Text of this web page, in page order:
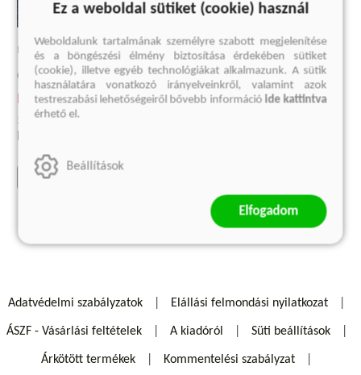
MIÉRT EMLÉKEZÜNK?
Charan Ranganath
Kötött ár:
5 849 Ft
kosárba
AZ ÖT DECEMBER
James Kestrel
3 749 Ft
kosárba
Adatvédelmi szabályzatok Elállási felmondási nyilatkozat
ÁSZF - Vásárlási feltételek A kiadóról Süti beállítások
Árkötött termékek Kommentelési szabályzat
Ez a weboldal sütiket (cookie) használ
Weboldalunk tartalmának személyre szabott megjelenítése
és a böngészési élmény biztosítása érdekében sütiket
(cookie), illetve egyéb technológiákat alkalmazunk. A sütik
használatára vonatkozó irányelveinkről, valamint azok
testreszabási lehetőségeiről bővebb információ ide kattintva
érhető el.
Beállítások
Elfogadom